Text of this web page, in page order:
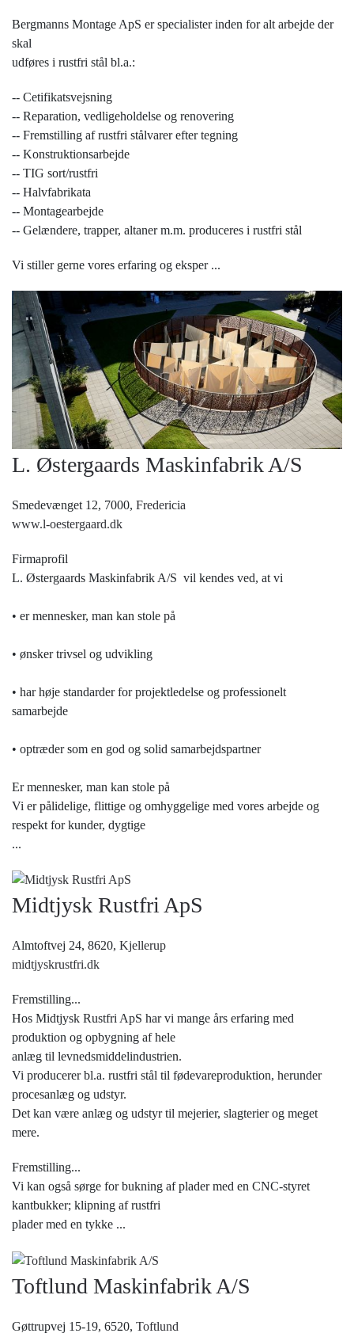
Bergmanns Montage ApS er specialister inden for alt arbejde der
skal
udføres i rustfri stål bl.a.:
-- Cetifikatsvejsning
-- Reparation, vedligeholdelse og renovering
-- Fremstilling af rustfri stålvarer efter tegning
-- Konstruktionsarbejde
-- TIG sort/rustfri
-- Halvfabrikata
-- Montagearbejde
-- Gelændere, trapper, altaner m.m. produceres i rustfri stål
Vi stiller gerne vores erfaring og eksper ...
L. Østergaards Maskinfabrik A/S
Smedevænget 12, 7000, Fredericia
www.l-oestergaard.dk
Firmaprofil
L. Østergaards Maskinfabrik A/S vil kendes ved, at vi
• er mennesker, man kan stole på
• ønsker trivsel og udvikling
• har høje standarder for projektledelse og professionelt
samarbejde
• optræder som en god og solid samarbejdspartner
Er mennesker, man kan stole på
Vi er pålidelige, flittige og omhyggelige med vores arbejde og
respekt for kunder, dygtige
...
Midtjysk Rustfri ApS
Almtoftvej 24, 8620, Kjellerup
midtjyskrustfri.dk
Fremstilling...
Hos Midtjysk Rustfri ApS har vi mange års erfaring med
produktion og opbygning af hele
anlæg til levnedsmiddelindustrien.
Vi producerer bl.a. rustfri stål til fødevareproduktion, herunder
procesanlæg og udstyr.
Det kan være anlæg og udstyr til mejerier, slagterier og meget
mere.
Fremstilling...
Vi kan også sørge for bukning af plader med en CNC-styret
kantbukker; klipning af rustfri
plader med en tykke ...
Toftlund Maskinfabrik A/S
Gøttrupvej 15-19, 6520, Toftlund